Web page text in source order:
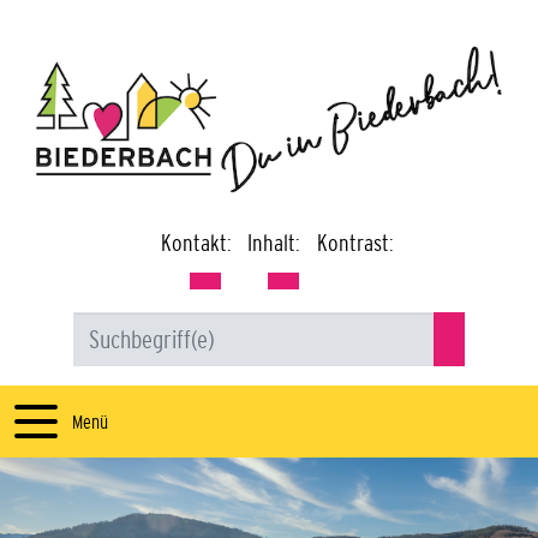
Kontakt: Inhalt: Kontrast:
Menü